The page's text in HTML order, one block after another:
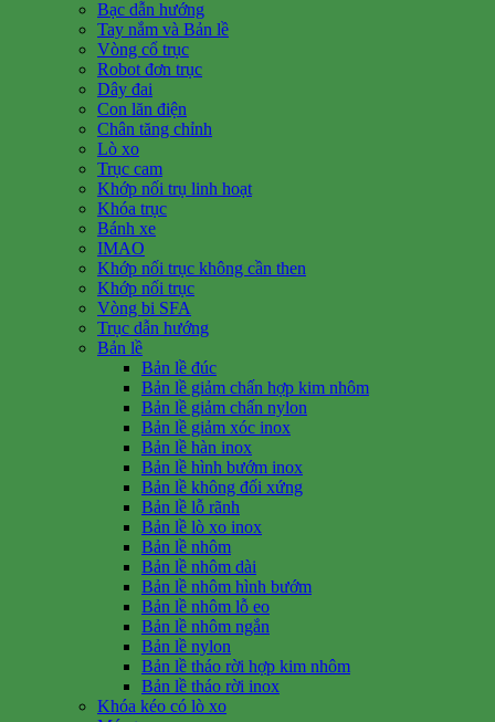
Bạc dẫn hướng
Tay nắm và Bản lề
Vòng cổ trục
Robot đơn trục
Dây đai
Con lăn điện
Chân tăng chỉnh
Lò xo
Trục cam
Khớp nối trụ linh hoạt
Khóa trục
Bánh xe
IMAO
Khớp nối trục không cần then
Khớp nối trục
Vòng bi SFA
Trục dẫn hướng
Bản lề
Bản lề đúc
Bản lề giảm chấn hợp kim nhôm
Bản lề giảm chấn nylon
Bản lề giảm xóc inox
Bản lề hàn inox
Bản lề hình bướm inox
Bản lề không đối xứng
Bản lề lỗ rãnh
Bản lề lò xo inox
Bản lề nhôm
Bản lề nhôm dài
Bản lề nhôm hình bướm
Bản lề nhôm lỗ eo
Bản lề nhôm ngắn
Bản lề nylon
Bản lề tháo rời hợp kim nhôm
Bản lề tháo rời inox
Khóa kéo có lò xo